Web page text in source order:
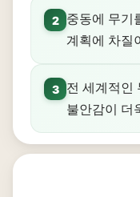
2
중동에 무기
계획에 차질
3
전 세계적인
불안감이 더